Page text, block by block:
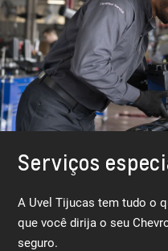
Serviços
A Uvel Tijucas tem tudo o
que você dirija o seu
seguro.